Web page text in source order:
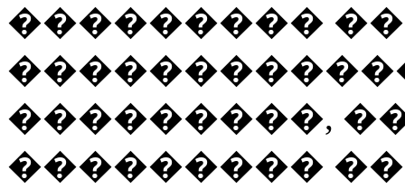
���������
���������,
���������